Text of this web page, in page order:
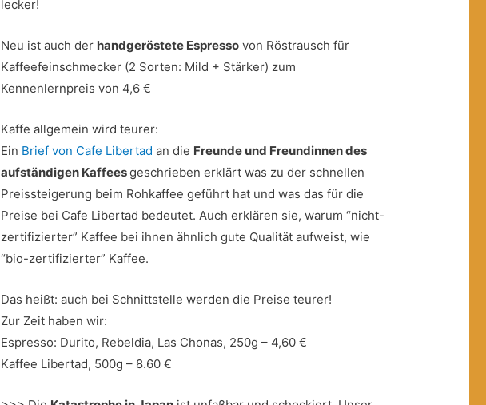
lecker!
Neu ist auch der handgeröstete Espresso von Röstrausch für
Kaffeefeinschmecker (2 Sorten: Mild + Stärker) zum
Kennenlernpreis von 4,6 €
Kaffe allgemein wird teurer:
Ein Brief von Cafe Libertad an die Freunde und Freundinnen des
aufständigen Kaffeesgeschrieben erklärt was zu der schnellen
Preissteigerung beim Rohkaffee geführt hat und was das für die
Preise bei Cafe Libertad bedeutet. Auch erklären sie, warum “nicht-
zertifizierter” Kaffee bei ihnen ähnlich gute Qualität aufweist, wie
“bio-zertifizierter” Kaffee.
Das heißt: auch bei Schnittstelle werden die Preise teurer!
Zur Zeit haben wir:
Espresso: Durito, Rebeldia, Las Chonas, 250g – 4,60 €
Kaffee Libertad, 500g – 8.60 €